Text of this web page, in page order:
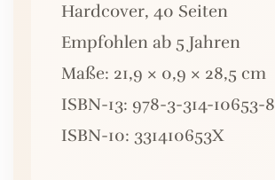
Hardcover, 40 Seiten
Empfohlen ab 5 Jahren
Maße: 21,9 × 0,9 × 28,5 cm
ISBN-13: 978-3-314-10653-8
ISBN-10: 331410653X